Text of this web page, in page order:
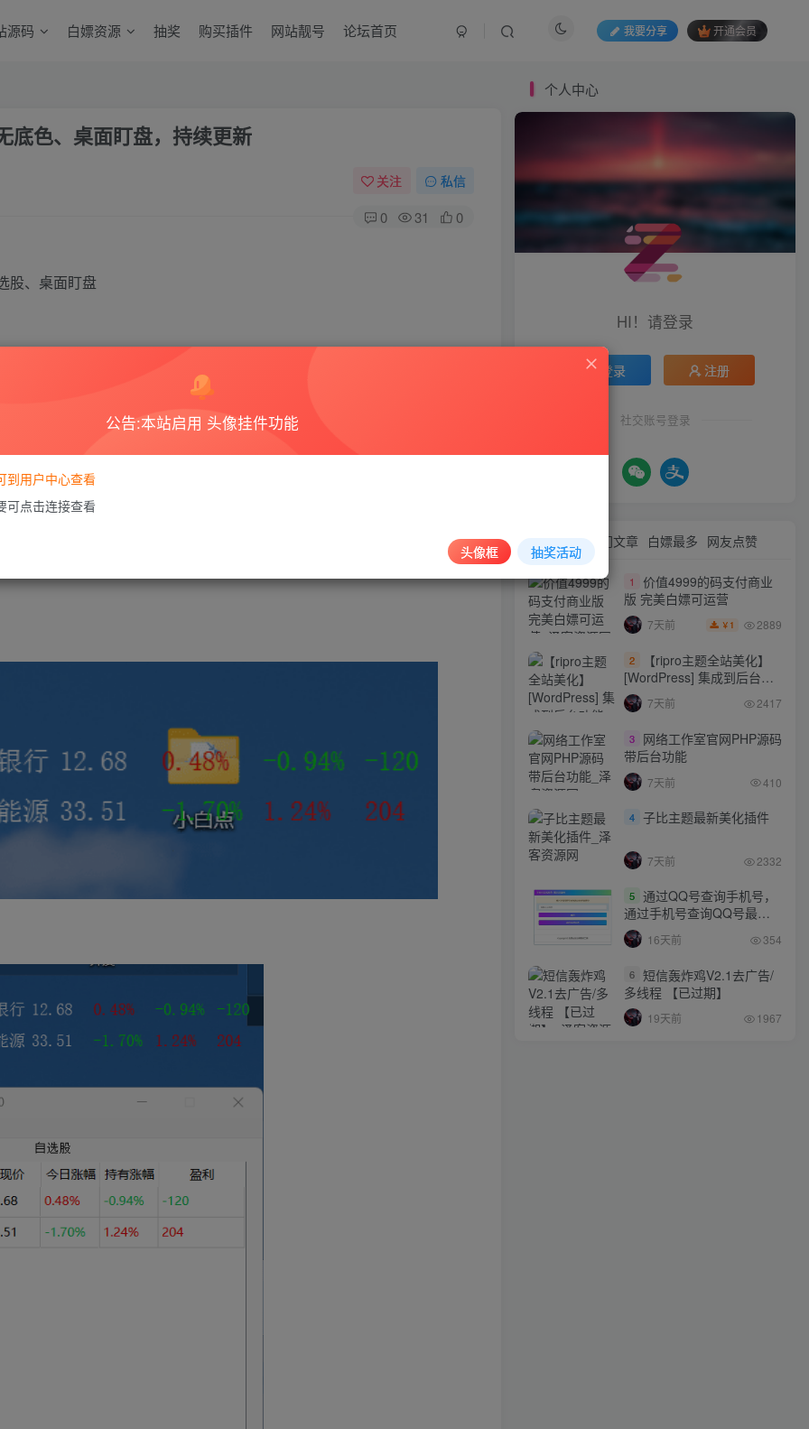
源码 白嫖资源 抽奖 购买插件 网站靓号 论坛首页 我要分享 开通会员
底色、桌面盯盘，持续更新
关注 私信
0 31 0
股、桌面盯盘
式恢复到桌面）
个人中心
HI！请登录
登录 注册
社交账号登录
热门文章 白嫖最多 网友点赞
1
价值4999的码支付商业
版 完美白嫖可运营
7天前 ￥ 1 2889
2
【ripro主题全站美化】
[WordPress] 集成到后台功
能的全站美化包
WordPress…
7天前 2417
3
网络工作室官网PHP源码
带后台功能
7天前 410
4 子比主题最新美化插件
7天前 2332
5 通过QQ号查询手机号，
通过手机号查询QQ号最新
网站源码
16天前 354
6 短信轰炸鸡V2.1去广告/
多线程 【已过期】
19天前 1967
公告:本站启用 头像挂件功能
到用户中心查看
可点击连接查看
头像框 抽奖活动